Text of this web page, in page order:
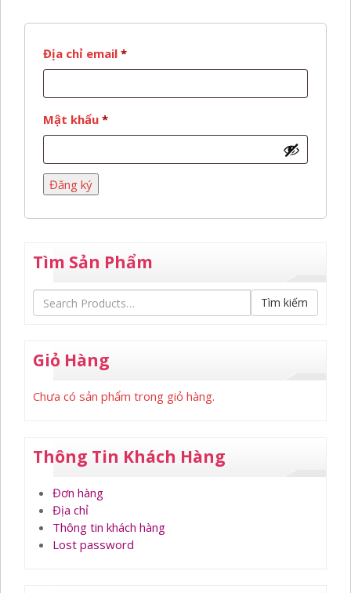
Địa chỉ email *Bắt
Mật khẩu *Bắt
Đăng ký
Tìm Sản Phẩm
Tìm kiếm
Giỏ Hàng
Chưa có sản phẩm trong giỏ hàng.
Thông Tin Khách Hàng
Đơn hàng
Địa chỉ
Thông tin khách hàng
Lost password